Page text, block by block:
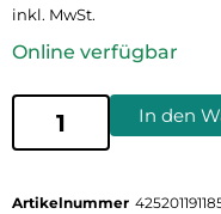
inkl. MwSt.
Online verfügbar
In den
Artikelnummer